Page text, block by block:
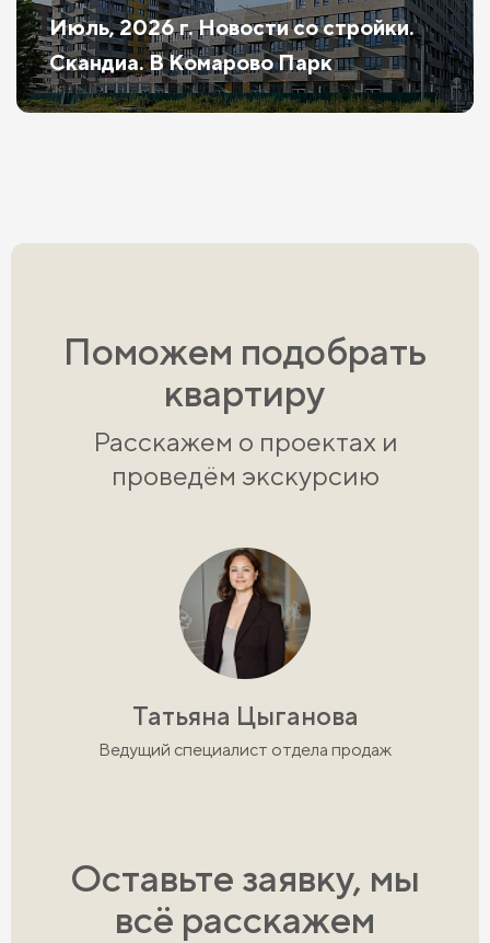
Июль, 2026 г. Новости со стройки.
Скандиа. В Комарово Парк
Поможем подобрать
квартиру
Расскажем о проектах и
проведём экскурсию
Татьяна Цыганова
Ведущий специалист отдела продаж
Оставьте заявку, мы
всё расскажем